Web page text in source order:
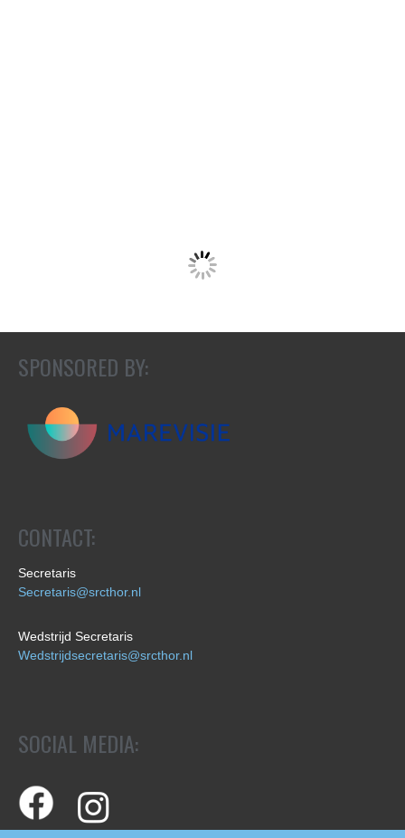
SPONSORED BY:
CONTACT:
Secretaris
Secretaris@srcthor.nl
Wedstrijd Secretaris
Wedstrijdsecretaris@srcthor.nl
SOCIAL MEDIA: